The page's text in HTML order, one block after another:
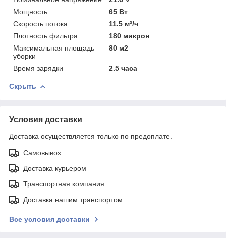
Мощность
65 Вт
Скорость потока
11.5 м³/ч
Плотность фильтра
180 микрон
Максимальная площадь
уборки
80 м2
Время зарядки 2.5 часа
Скрыть
Условия доставки
Доставка осуществляется только по предоплате.
Самовывоз
Доставка курьером
Транспортная компания
Доставка нашим транспортом
Все условия доставки